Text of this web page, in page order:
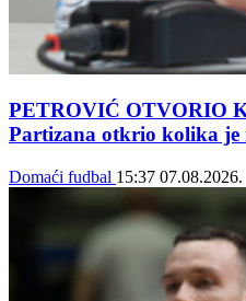
PETROVIĆ OTVORIO
Partizana otkrio kolika
Domaći fudbal 15:37 07.08.2026.